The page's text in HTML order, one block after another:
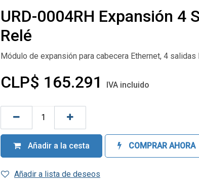
URD-0004RH Expansión 4
Relé
Módulo de expansión para cabecera Ethernet, 4 salidas
CLP$ 165.291 IVA incluido
Añadir a la cesta COMPRAR AHORA
Añadir a lista de deseos